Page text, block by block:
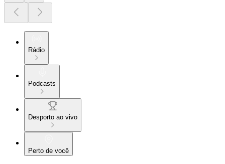
Rádio
Podcasts
Desporto ao vivo
Perto de você